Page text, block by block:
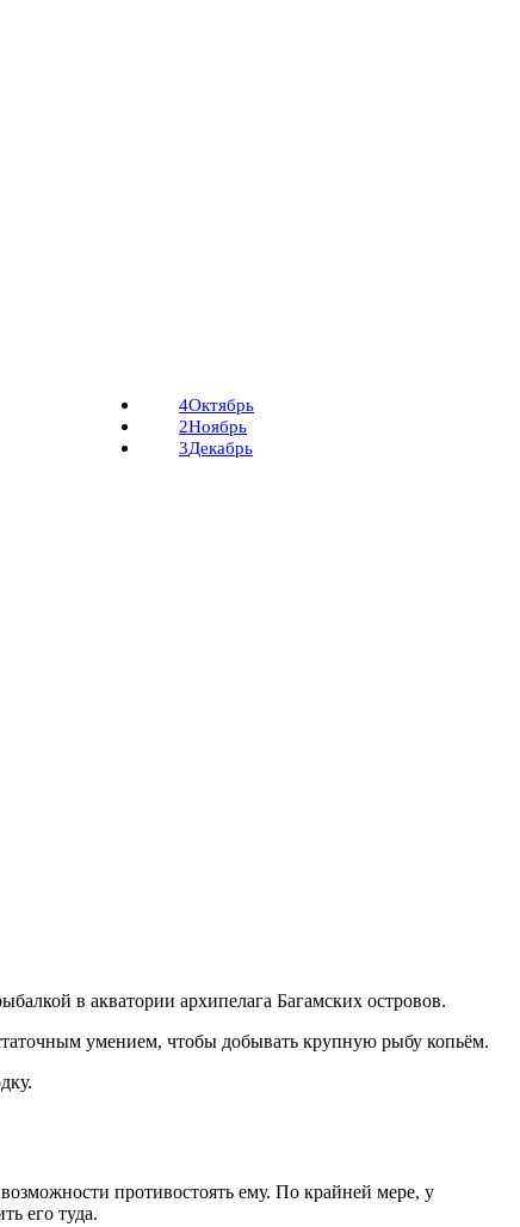
4Октябрь
2Ноябрь
3Декабрь
в акватории архипелага Багамских островов.
умением, чтобы добывать крупную рыбу копьём.
противостоять ему. По крайней мере, у
его туда.